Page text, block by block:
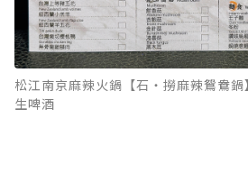
松江南京麻辣火鍋【石‧撈麻辣鴛鴦鍋
生啤酒